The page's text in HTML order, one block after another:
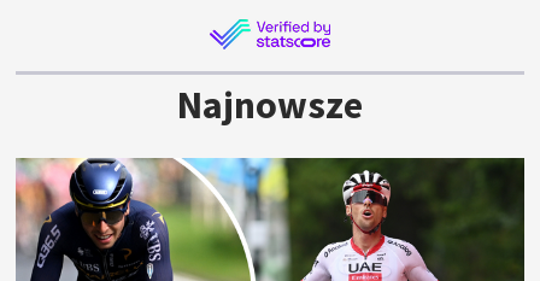
Najnowsze